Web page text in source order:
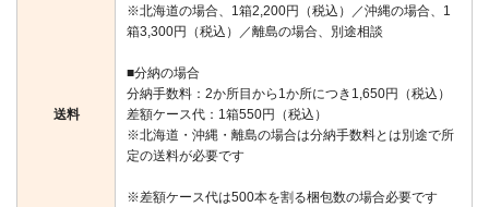
送料
※北海道の場合、1箱2,200円（税込）／沖縄の場合、1
箱3,300円（税込）／離島の場合、別途相談
■分納の場合
分納手数料：2か所目から1か所につき1,650円（税込）
差額ケース代：1箱550円（税込）
※北海道・沖縄・離島の場合は分納手数料とは別途で所
定の送料が必要です
※差額ケース代は500本を割る梱包数の場合必要です